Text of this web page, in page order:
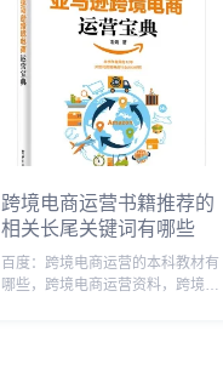
时，另加收外汇买卖差价。差价按
照...
跨境电商运营书籍推荐的
相关长尾关键词有哪些
百度：跨境电商运营的本科教材有
哪些，跨境电商运营资料，跨境电